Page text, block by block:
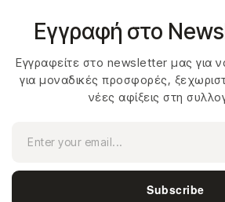
Εγγραφή στο
Εγγραφείτε στο newsletter μας για
για μοναδικές προσφορές,
νέες αφίξεις στη
Subscribe